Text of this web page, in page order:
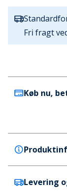
Fri fragt
Køb nu,
adidas
Levering